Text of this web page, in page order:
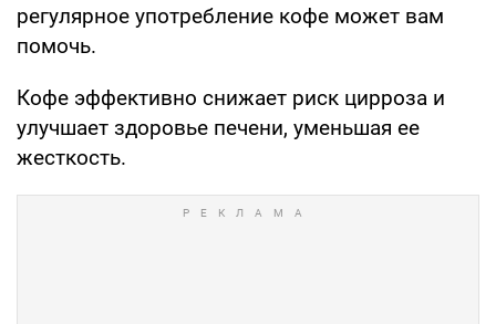
регулярное употребление кофе может вам
помочь.
Кофе эффективно снижает риск цирроза и
улучшает здоровье печени, уменьшая ее
жесткость.